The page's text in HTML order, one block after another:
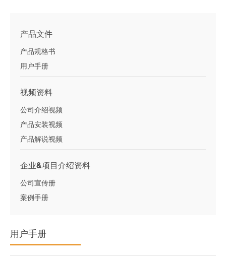
产品文件
产品规格书
用户手册
视频资料
公司介绍视频
产品安装视频
产品解说视频
企业&项目介绍资料
公司宣传册
案例手册
用户手册